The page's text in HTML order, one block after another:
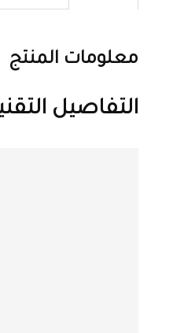
معلومات المنتج
التفاصيل